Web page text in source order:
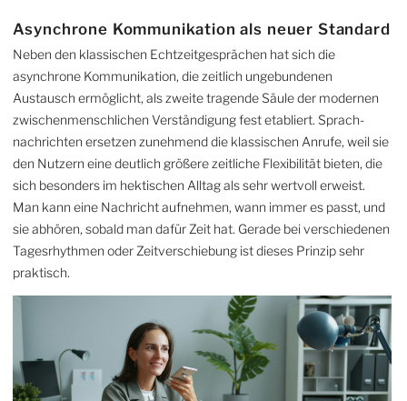
Asynchrone Kommunikation als neuer Standard
Neben den klassischen Echtzeit­gesprächen hat sich die
asynchrone Kommunikation, die zeitlich ungebun­denen
Austausch ermöglicht, als zweite tragende Säule der modernen
zwischen­mensch­lichen Verständigung fest etabliert. Sprach­
nachrichten ersetzen zunehmend die klassischen Anrufe, weil sie
den Nutzern eine deutlich größere zeitliche Flexibilität bieten, die
sich besonders im hek­tischen Alltag als sehr wertvoll erweist.
Man kann eine Nachricht aufnehmen, wann immer es passt, und
sie abhören, sobald man dafür Zeit hat. Gerade bei verschiedenen
Tages­rhythmen oder Zeitverschiebung ist dieses Prinzip sehr
praktisch.